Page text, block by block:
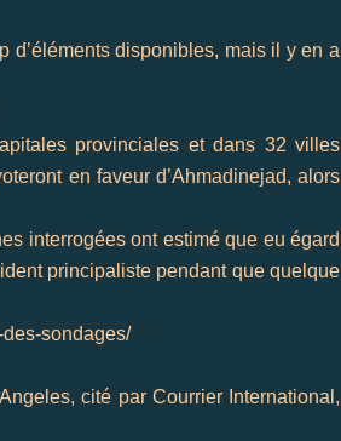
d’éléments disponibles, mais il y en a
provinciales et dans 32 villes
en faveur d’Ahmadinejad, alors
interrogées ont estimé que eu égard
principalistependant que quelque
sondages/
Angeles, cité par Courrier International ,